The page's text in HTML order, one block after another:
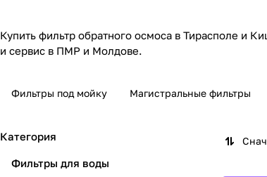
Купить фильтр обратного осмоса в Тирасполе и
и сервис в ПМР и Молдове.
Фильтры под мойку Магистральные фильтры
Категория
Фильтры для воды